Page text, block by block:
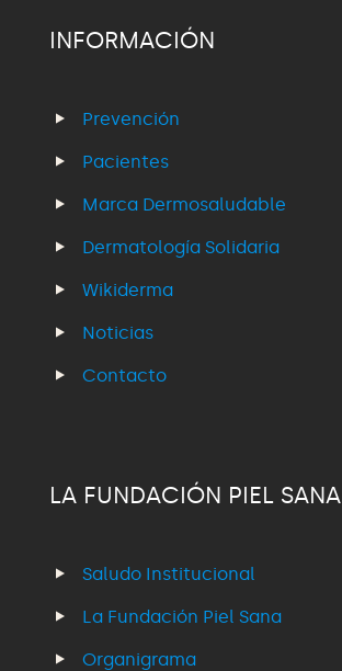
INFORMACIÓN
Prevención
Pacientes
Marca Dermosaludable
Dermatología Solidaria
Wikiderma
Noticias
Contacto
LA FUNDACIÓN PIEL SANA
Saludo Institucional
La Fundación Piel Sana
Organigrama